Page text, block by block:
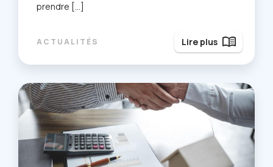
prendre […]
ACTUALITÉS Lire plus menu_book